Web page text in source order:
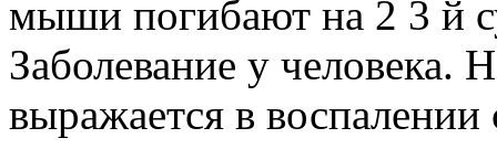
мыши погибают на 2 3 й
Заболевание у человека.
выражается в